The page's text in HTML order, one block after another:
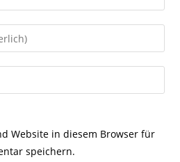
Website in diesem Browser für
speichern.